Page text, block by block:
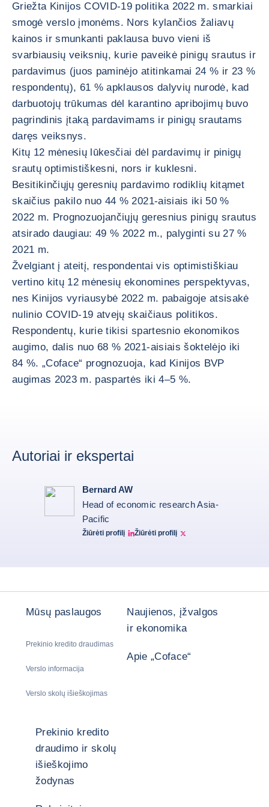
Griežta Kinijos COVID-19 politika 2022 m. smarkiai
smogė verslo įmonėms. Nors kylančios žaliavų
kainos ir smunkanti paklausa buvo vieni iš
svarbiausių veiksnių, kurie paveikė pinigų srautus ir
pardavimus (juos paminėjo atitinkamai 24 % ir 23 %
respondentų), 61 % apklausos dalyvių nurodė, kad
darbuotojų trūkumas dėl karantino apribojimų buvo
pagrindinis įtaką pardavimams ir pinigų srautams
daręs veiksnys.
Kitų 12 mėnesių lūkesčiai dėl pardavimų ir pinigų
srautų optimistiškesni, nors ir kuklesni.
Besitikinčiųjų geresnių pardavimo rodiklių kitąmet
skaičius pakilo nuo 44 % 2021-aisiais iki 50 %
2022 m. Prognozuojančiųjų geresnius pinigų srautus
atsirado daugiau: 49 % 2022 m., palyginti su 27 %
2021 m.
Žvelgiant į ateitį, respondentai vis optimistiškiau
vertino kitų 12 mėnesių ekonomines perspektyvas,
nes Kinijos vyriausybė 2022 m. pabaigoje atsisakė
nulinio COVID-19 atvejų skaičiaus politikos.
Respondentų, kurie tikisi spartesnio ekonomikos
augimo, dalis nuo 68 % 2021-aisiais šoktelėjo iki
84 %. „Coface“ prognozuoja, kad Kinijos BVP
augimas 2023 m. paspartės iki 4–5 %.
Autoriai ir ekspertai
Bernard AW
Head of economic research Asia-
Pacific
Žiūrėti profilį
Bernard Aw LinkedinŽiūrėti profilį
Bernard Aw Twitter
Mūsų paslaugos
Prekinio kredito draudimas
Verslo informacija
Verslo skolų išieškojimas
Naujienos, įžvalgos
ir ekonomika
Apie „Coface“
Prekinio kredito
draudimo ir skolų
išieškojimo
žodynas